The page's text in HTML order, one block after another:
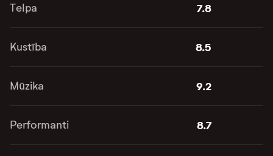
Telpa 7.8
Kustība 8.5
Mūzika 9.2
Performanti 8.7